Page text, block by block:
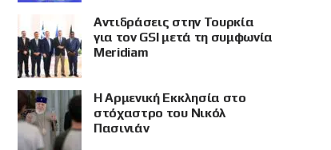
Αντιδράσεις στην Τουρκία
για τον GSI μετά τη συμφωνία
Meridiam
Η Αρμενική Εκκλησία στο
στόχαστρο του Νικόλ
Πασινιάν